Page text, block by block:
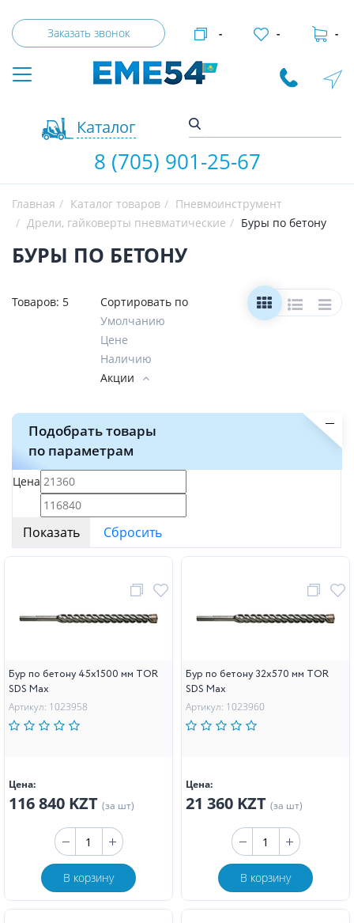
Заказать звонок
Каталог
- - -
8 (705) 901-25-67
Главная Каталог товаров
Пневмоинструмент
Дрели, гайковерты пневматические
Буры по бетону
БУРЫ ПО БЕТОНУ
Товаров: 5
Сортировать по
Умолчанию
Цене
Наличию
Акции
Подобрать товары
по параметрам
Цена
Бур по бетону 45х1500 мм TOR
SDS Max
Артикул: 1023958
Цена:
116 840 KZT (за шт)
В корзину
Бур по бетону 32х570 мм TOR
SDS Max
Артикул: 1023960
Цена:
21 360 KZT (за шт)
В корзину